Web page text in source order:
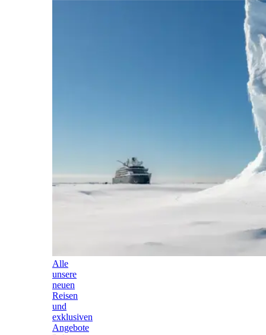
Alle
unsere
neuen
Reisen
und
exklusiven
Angebote